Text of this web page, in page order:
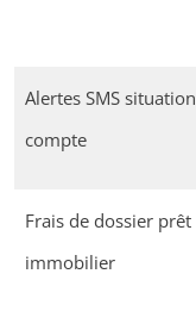
Alertes SMS
compte
Frais de dossier prêt
immobilier